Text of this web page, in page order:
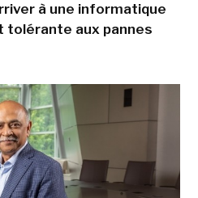
à une informatique
tolérante aux pannes